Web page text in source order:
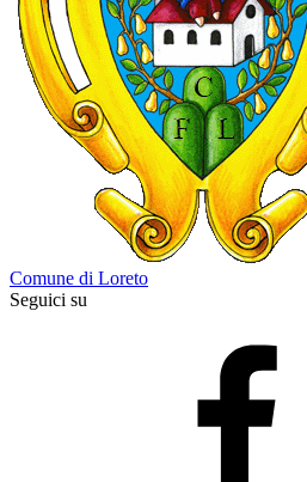
Comune di Loreto
Seguici su